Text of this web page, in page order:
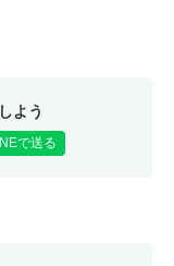
よう
で送る